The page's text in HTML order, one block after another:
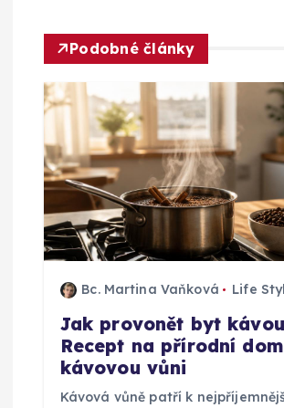
a
c
e
p
r
o
Podobné články
Bc. Martina Vaňková Life
Jak provonět byt
Recept na přírodní
kávovou vůni
Kávová vůně patří k